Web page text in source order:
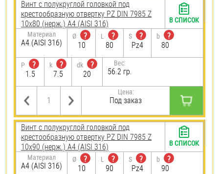
Винт с полукруглой головкой под
крестообразную отвертку PZ DIN 7985 Z
10х80 (нерж.) A4 (AISI 316)
Материал
A4 (AISI 316)
Ø
?
10
L
?
80
S
?
Pz4
b
?
80
P
?
1.5
k
?
7.5
dk
?
20
Вес:
56.2 гр.
Цена:
Под заказ
В СПИСОК
Винт с полукруглой головкой под
крестообразную отвертку PZ DIN 7985 Z
10х90 (нерж.) A4 (AISI 316)
Материал
A4 (AISI 316)
Ø
?
10
L
?
90
S
?
Pz4
b
?
90
В СПИСОК